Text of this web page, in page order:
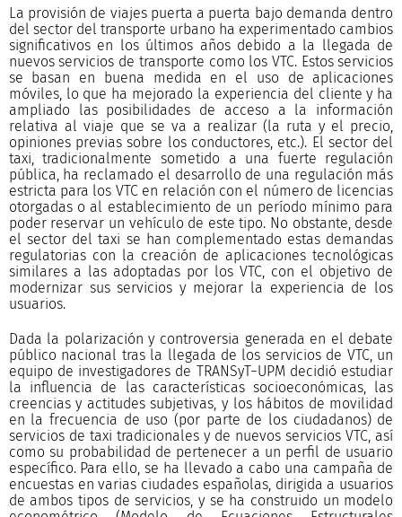
La provisión de viajes puerta a puerta bajo demanda dentro
del sector del transporte urbano ha experimentado cambios
significativos en los últimos años debido a la llegada de
nuevos servicios de transporte como los VTC. Estos servicios
se basan en buena medida en el uso de aplicaciones
móviles, lo que ha mejorado la experiencia del cliente y ha
ampliado las posibilidades de acceso a la información
relativa al viaje que se va a realizar (la ruta y el precio,
opiniones previas sobre los conductores, etc.). El sector del
taxi, tradicionalmente sometido a una fuerte regulación
pública, ha reclamado el desarrollo de una regulación más
estricta para los VTC en relación con el número de licencias
otorgadas o al establecimiento de un período mínimo para
poder reservar un vehículo de este tipo. No obstante, desde
el sector del taxi se han complementado estas demandas
regulatorias con la creación de aplicaciones tecnológicas
similares a las adoptadas por los VTC, con el objetivo de
modernizar sus servicios y mejorar la experiencia de los
usuarios.
Dada la polarización y controversia generada en el debate
público nacional tras la llegada de los servicios de VTC, un
equipo de investigadores de TRANSyT−UPM decidió estudiar
la influencia de las características socioeconómicas, las
creencias y actitudes subjetivas, y los hábitos de movilidad
en la frecuencia de uso (por parte de los ciudadanos) de
servicios de taxi tradicionales y de nuevos servicios VTC, así
como su probabilidad de pertenecer a un perfil de usuario
específico. Para ello, se ha llevado a cabo una campaña de
encuestas en varias ciudades españolas, dirigida a usuarios
de ambos tipos de servicios, y se ha construido un modelo